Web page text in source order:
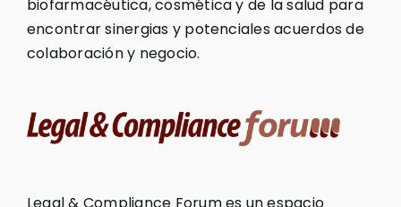
biofarmacéutica, cosmética y de la salud para
encontrar sinergias y potenciales acuerdos de
colaboración y negocio.